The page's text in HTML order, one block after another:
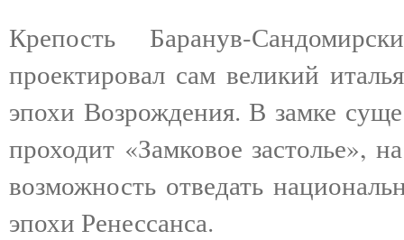
Крепость Баранув-
проектировал сам великий
эпохи Возрождения. В замке
проходит «Замковое застолье»,
возможность отведать
эпохи Ренессанса.